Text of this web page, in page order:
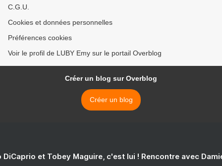
C.G.U.
Cookies et données personnelles
Préférences cookies
Voir le profil de LUBY Emy sur le portail Overblog
Créer un blog sur Overblog
Créer un blog
DiCaprio et Tobey Maguire, c'est lui ! Rencontre avec